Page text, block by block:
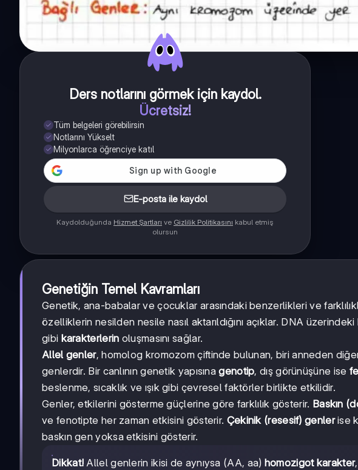
Ders notlarını görmek için kaydol.
Ücretsiz!
Tüm belgeleri görebilirsin
Notlarını Yükselt
Milyonlarca öğrenciye katıl
E-posta ile kaydol
Kaydolduğunda Hizmet Şartları ve Gizlilik Politikasını kabul etmiş
olursun
Genetiğin Temel Kavramları
Genetik, ana-babalar ve çocuklar arasındaki benzerlikleri ve
özelliklerin nesilden nesile nasıl aktarıldığını açıklar. DNA
gibi karakterlerin oluşmasını sağlar.
Allel genler, homolog kromozom çiftinde bulunan, biri anneden
genlerdir. Bir canlının genetik yapısınagenotip, dış görünüşüne ise
beslenme, sıcaklık ve ışık gibi çevresel faktörler birlikte etkilidir.
Genler, etkilerini gösterme güçlerine göre farklılık gösterir. Baskın
ve fenotipte her zaman etkisini gösterir. Çekinik (resesif) genlerise
baskın gen yoksa etkisini gösterir.
Dikkat! Allel genlerin ikisi de aynıysa (AA, aa) homozigot karakter